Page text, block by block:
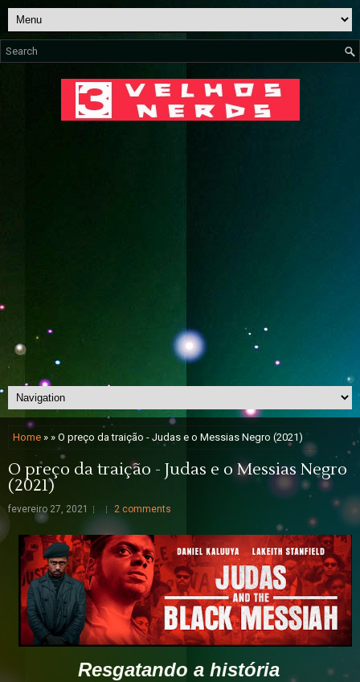
Home » » O preço da traição - Judas e o Messias Negro (2021)
O preço da traição - Judas e o Messias Negro
(2021)
fevereiro 27, 2021 2 comments
Resgatando a história